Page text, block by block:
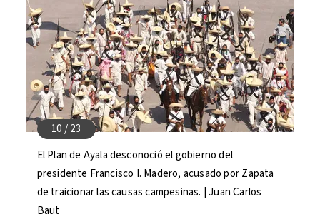
El Plan de Ayala desconoció el gobierno del
presidente Francisco I. Madero, acusado por Zapata
de traicionar las causas campesinas. | Juan Carlos
Baut